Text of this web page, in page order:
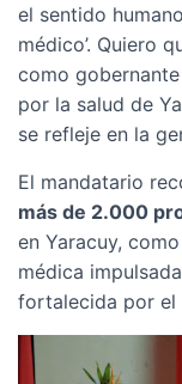
el sentido
médico’. Quiero
como
por la salud de
se refleje en la
El mandatario
más de 2.000
en Yaracuy,
médica
fortalecida por el